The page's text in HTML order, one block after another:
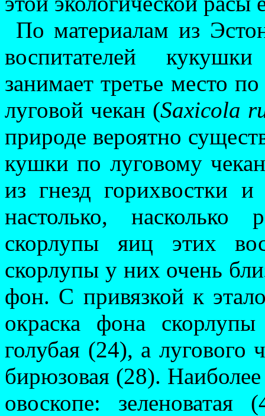
По материалам из
воспитателей
занимает третье место
луговой чекан (Saxicola
природе веро­ятно
кушки по луговому
из гнезд горихвостки и
настолько, насколько
скорлупы яиц этих
скорлупы у них очень
фон. С при­вязкой к
ок­раска фона скор­лупы
голубая (24), а лугового
бирюзовая (28).
овоскопе: